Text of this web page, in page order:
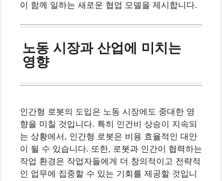
이 함께 일하는 새로운 협업 모델을 제시합니다.
노동 시장과 산업에 미치는
영향
인간형 로봇의 도입은 노동 시장에도 중대한 영
향을 미칠 것입니다. 특히 인건비 상승이 지속되
는 상황에서, 인간형 로봇은 비용 효율적인 대안
이 될 수 있습니다. 또한, 로봇과 인간이 협력하는
작업 환경은 작업자들에게 더 창의적이고 전략적
인 업무에 집중할 수 있는 기회를 제공할 것입니